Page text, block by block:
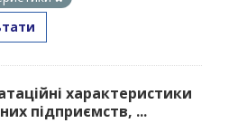
характеристики
підприємств, ...